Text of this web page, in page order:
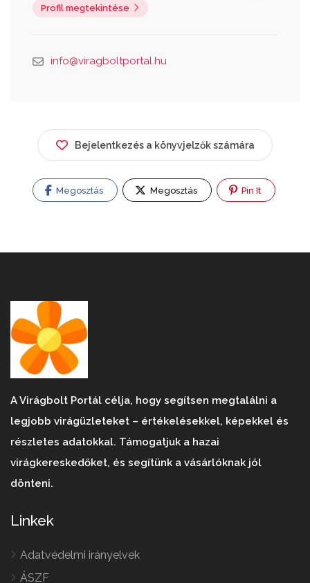
Profil megtekintése
info@viragboltportal.hu
Bejelentkezés a könyvjelzők számára
Megosztás Megosztás Pin It
A Virágbolt Portál célja, hogy segítsen megtalálni a
legjobb virágüzleteket – értékelésekkel, képekkel és
részletes adatokkal. Támogatjuk a hazai
virágkereskedőket, és segítünk a vásárlóknak jól
dönteni.
Linkek
Adatvédelmi irányelvek
ÁSZF